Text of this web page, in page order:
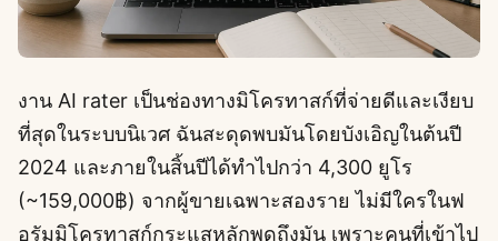
งาน AI rater เป็นช่องทางมิโครทาสก์ที่จ่ายดีและเงียบ
ที่สุดในระบบนิเวศ ฉันสะดุดพบมันโดยบังเอิญในต้นปี
2024 และภายในสิ้นปีได้ทำไปกว่า 4,300 ยูโร
(~159,000฿) จากผู้ขายเฉพาะสองราย ไม่มีใครในฟ
อรัมมิโครทาสก์กระแสหลักพูดถึงมัน เพราะคนที่เข้าไป